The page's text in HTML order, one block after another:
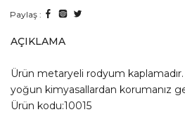
Paylaş :
AÇIKLAMA
Ürün metaryeli rodyum
yoğun kimyasallardan korumanız
Ürün kodu:10015